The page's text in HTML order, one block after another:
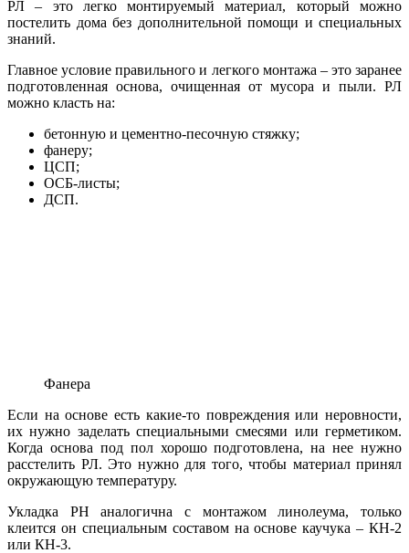
РЛ – это легко монтируемый материал, который можно
постелить дома без дополнительной помощи и специальных
знаний.
Главное условие правильного и легкого монтажа – это заранее
подготовленная основа, очищенная от мусора и пыли. РЛ
можно класть на:
бетонную и цементно-песочную стяжку;
фанеру;
ЦСП;
ОСБ-листы;
ДСП.
Фанера
Если на основе есть какие-то повреждения или неровности,
их нужно заделать специальными смесями или герметиком.
Когда основа под пол хорошо подготовлена, на нее нужно
расстелить РЛ. Это нужно для того, чтобы материал принял
окружающую температуру.
Укладка РН аналогична с монтажом линолеума, только
клеится он специальным составом на основе каучука – КН-2
или КН-3.